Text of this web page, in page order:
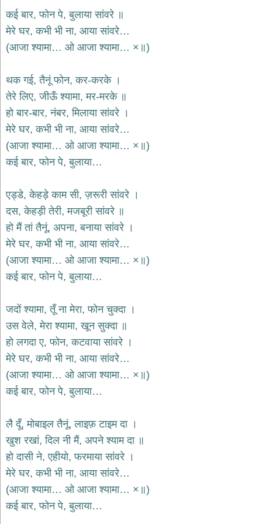
देश
भक्ति
भजन
खाटू
श्याम
भजन
khatu
shaym
bhajans
रानी
सती
भजन
rani
sati
dadi
bhajans
बावा
लाल
दयाल
भजन
dayal
bhajans
शनि
देव
भजन
dev
का
भजन
bhajan
of
day
भजन
जोड़ें
add
bhajans
कई बार, फोन पे, बुलाया सांवरे ॥
मेरे घर, कभी भी ना, आया सांवरे…
(आजा श्यामा… ओ आजा श्यामा… ×॥)
थक गई, तैनूं फोन, कर-करके ।
तेरे लिए, जीऊँ श्यामा, मर-मरके ॥
हो बार-बार, नंबर, मिलाया सांवरे ।
मेरे घर, कभी भी ना, आया सांवरे…
(आजा श्यामा… ओ आजा श्यामा… ×॥)
कई बार, फोन पे, बुलाया…
एड्डे, केहड़े काम सी, ज़रूरी सांवरे ।
दस, केहड़ी तेरी, मजबूरी सांवरे ॥
हो मैं तां तैनूं, अपना, बनाया सांवरे ।
मेरे घर, कभी भी ना, आया सांवरे…
(आजा श्यामा… ओ आजा श्यामा… ×॥)
कई बार, फोन पे, बुलाया…
जदों श्यामा, तूँ ना मेरा, फोन चुक्दा ।
उस वेले, मेरा श्यामा, खून सुक्दा ॥
हो लगदा ए, फोन, कटवाया सांवरे ।
मेरे घर, कभी भी ना, आया सांवरे…
(आजा श्यामा… ओ आजा श्यामा… ×॥)
कई बार, फोन पे, बुलाया…
लै दूँ, मोबाइल तैनूं, लाइफ़ टाइम दा ।
खुश रखां, दिल नी मैं, अपने श्याम दा ॥
हो दासी ने, एहीयो, फरमाया सांवरे ।
मेरे घर, कभी भी ना, आया सांवरे…
(आजा श्यामा… ओ आजा श्यामा… ×॥)
कई बार, फोन पे, बुलाया…